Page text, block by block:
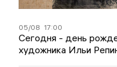
05/08 17:00
Сегодня - день
художника Ильи